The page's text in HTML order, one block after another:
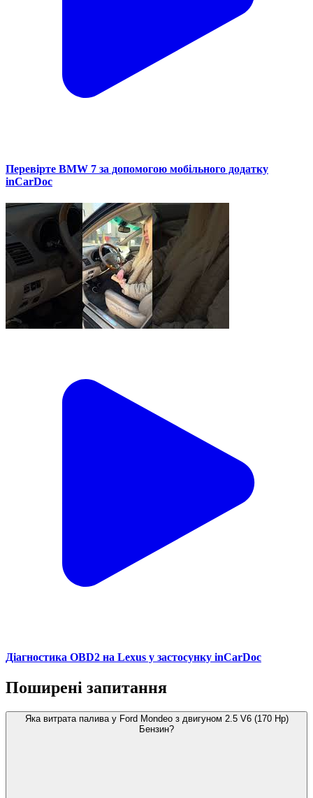
Перевірте BMW 7 за допомогою мобільного додатку
inCarDoc
Діагностика OBD2 на Lexus у застосунку inCarDoc
Поширені запитання
Яка витрата палива у Ford Mondeo з двигуном 2.5 V6 (170 Hp)
Бензин?